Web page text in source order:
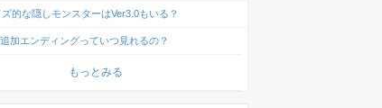
的な隠しモンスターはVer3.0もいる？
加エンディングっていつ見れるの？
もっとみる